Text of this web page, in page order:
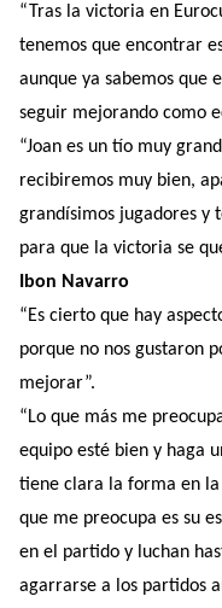
“Tras la victoria en
tenemos que encontrar
aunque ya sabemos que
seguir mejorando como
“Joan es un tío muy
recibiremos muy bien,
grandísimos jugadores y
para que la victoria se
Ibon Navarro
“Es cierto que hay
porque no nos gustaron
mejorar”.
“Lo que más me
equipo esté bien y haga
tiene clara la forma en la
que me preocupa es su
en el partido y luchan
agarrarse a los partidos